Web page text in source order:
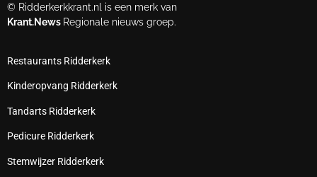
© Ridderkerkkrant.nl is een merk van
Krant.News Regionale nieuws groep.
Restaurants Ridderkerk
Kinderopvang Ridderkerk
Tandarts Ridderkerk
Pedicure Ridderkerk
Stemwijzer Ridderkerk